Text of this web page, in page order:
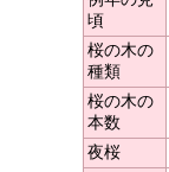
頃
桜の木の
種類
桜の木の
本数
夜桜